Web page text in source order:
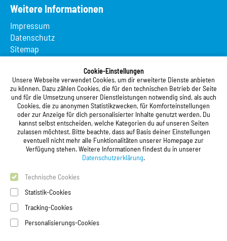
Cookie-Einstellungen
Unsere Webseite verwendet Cookies, um dir erweiterte Dienste anbieten
zu können. Dazu zählen Cookies, die für den technischen Betrieb der Seite
und für die Umsetzung unserer Dienstleistungen notwendig sind, als auch
Cookies, die zu anonymen Statistikzwecken, für Komforteinstellungen
oder zur Anzeige für dich personalisierter Inhalte genutzt werden. Du
kannst selbst entscheiden, welche Kategorien du auf unseren Seiten
zulassen möchtest. Bitte beachte, dass auf Basis deiner Einstellungen
eventuell nicht mehr alle Funktionalitäten unserer Homepage zur
Verfügung stehen. Weitere Informationen findest du in unserer
Datenschutzerklärung.
Technische Cookies
Statistik-Cookies
Tracking-Cookies
Personalisierungs-Cookies
Weitere Informationen
Impressum
Datenschutz
Sitemap
Suche
Registrierung
Studierendenwerk Vorderpfalz
Studierendenwerk Vorderpfalz
Anstalt des öffentlichen Rechts
Xylanderstraße 17
76829 Landau in der Pfalz
Telefon:+49 6341 9179 0
Telefax: +49 6341 9179 16
E-Mail:
info@stw-vp.de
Folgt uns auf